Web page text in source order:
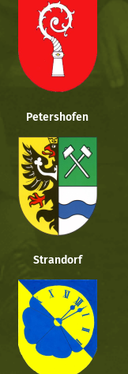
Petershofen
Strandorf